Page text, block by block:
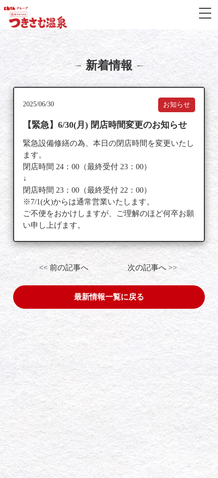
本文までスキップ
メ
新着情報
2025/06/30 お知らせ
【緊急】6/30(月) 閉店時間変更のお知らせ
緊急設備修繕の為、本日の閉店時間を変更いたし
ます。
閉店時間 24：00（最終受付 23：00）
↓
閉店時間 23：00（最終受付 22：00）
※7/1(火)からは通常営業いたします。
ご不便をおかけしますが、ご理解のほど何卒お願
い申し上げます。
<< 前の記事へ 次の記事へ >>
最新情報一覧に戻る